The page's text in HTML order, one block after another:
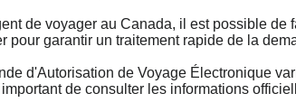
de voyager au Canada, il est possible
garantir un traitement rapide de la
d'Autorisation de Voyage Électronique
de consulter les informations